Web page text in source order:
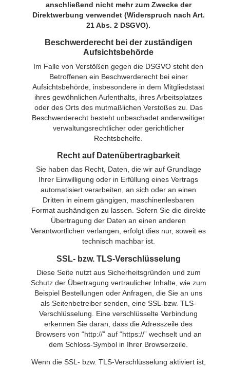
anschließend nicht mehr zum Zwecke der
Direktwerbung verwendet (Widerspruch nach Art.
21 Abs. 2 DSGVO).
Beschwerderecht bei der zuständigen
Aufsichtsbehörde
Im Falle von Verstößen gegen die DSGVO steht den
Betroffenen ein Beschwerderecht bei einer
Aufsichtsbehörde, insbesondere in dem Mitgliedstaat
ihres gewöhnlichen Aufenthalts, ihres Arbeitsplatzes
oder des Orts des mutmaßlichen Verstoßes zu. Das
Beschwerderecht besteht unbeschadet anderweitiger
verwaltungsrechtlicher oder gerichtlicher
Rechtsbehelfe.
Recht auf Datenübertragbarkeit
Sie haben das Recht, Daten, die wir auf Grundlage
Ihrer Einwilligung oder in Erfüllung eines Vertrags
automatisiert verarbeiten, an sich oder an einen
Dritten in einem gängigen, maschinenlesbaren
Format aushändigen zu lassen. Sofern Sie die direkte
Übertragung der Daten an einen anderen
Verantwortlichen verlangen, erfolgt dies nur, soweit es
technisch machbar ist.
SSL- bzw. TLS-Verschlüsselung
Diese Seite nutzt aus Sicherheitsgründen und zum
Schutz der Übertragung vertraulicher Inhalte, wie zum
Beispiel Bestellungen oder Anfragen, die Sie an uns
als Seitenbetreiber senden, eine SSL-bzw. TLS-
Verschlüsselung. Eine verschlüsselte Verbindung
erkennen Sie daran, dass die Adresszeile des
Browsers von “http://” auf “https://” wechselt und an
dem Schloss-Symbol in Ihrer Browserzeile.
Wenn die SSL- bzw. TLS-Verschlüsselung aktiviert ist,